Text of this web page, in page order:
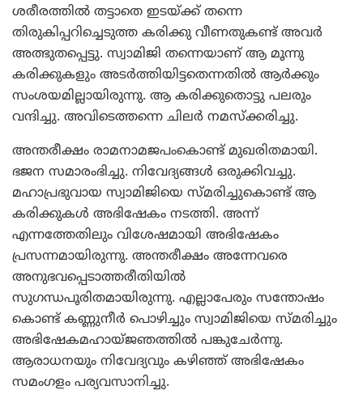
ശരീരത്തില്‍ തട്ടാതെ ഇടയ്ക്ക് തന്നെ
തിരുകിപ്പറിച്ചെടുത്ത കരിക്കു വീണതുകണ്ട് അവര്‍
അത്ഭുതപ്പെട്ടു. സ്വാമിജി തന്നെയാണ് ആ മൂന്നു
കരിക്കുകളും അടര്‍ത്തിയിട്ടതെന്നതില്‍ ആര്‍ക്കും
സംശയമില്ലായിരുന്നു. ആ കരിക്കുതൊട്ടു പലരും
വന്ദിച്ചു. അവിടെത്തന്നെ ചിലര്‍ നമസ്‌ക്കരിച്ചു.
അന്തരീക്ഷം രാമനാമജപംകൊണ്ട് മുഖരിതമായി.
ഭജന സമാരംഭിച്ചു. നിവേദ്യങ്ങള്‍ ഒരുക്കിവച്ചു.
മഹാപ്രഭുവായ സ്വാമിജിയെ സ്മരിച്ചുകൊണ്ട് ആ
കരിക്കുകള്‍ അഭിഷേകം നടത്തി. അന്ന്
എന്നത്തേതിലും വിശേഷമായി അഭിഷേകം
പ്രസന്നമായിരുന്നു. അന്തരീക്ഷം അന്നേവരെ
അനുഭവപ്പെടാത്തരീതിയില്‍
സുഗന്ധപൂരിതമായിരുന്നു. എല്ലാപേരും സന്തോഷം
കൊണ്ട് കണ്ണുനീര്‍ പൊഴിച്ചും സ്വാമിജിയെ സ്മരിച്ചും
അഭിഷേകമഹായ്ജഞത്തില്‍ പങ്കുചേര്‍ന്നു.
ആരാധനയും നിവേദ്യവും കഴിഞ്ഞ് അഭിഷേകം
സമംഗളം പര്യവസാനിച്ചു.